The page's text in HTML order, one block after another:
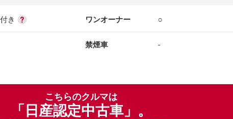
き ワンオーナー ○
禁煙車 -
こちらのクルマは
「日産認定中古車」。